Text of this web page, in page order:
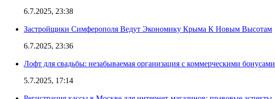
6.7.2025, 23:38
Застройщики Симферополя Ведут Экономику Крыма К Новым Высотам
6.7.2025, 23:36
Лофт для свадьбы: незабываемая организация с коммерческими бонусами
5.7.2025, 17:14